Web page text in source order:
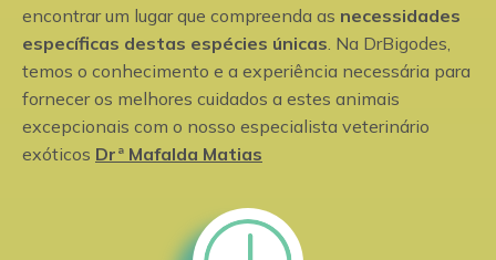
encontrar um lugar que compreenda as necessidades
específicas destas espécies únicas. Na DrBigodes,
temos o conhecimento e a experiência necessária para
fornecer os melhores cuidados a estes animais
excepcionais com o nosso especialista veterinário
exóticos Drª Mafalda Matias